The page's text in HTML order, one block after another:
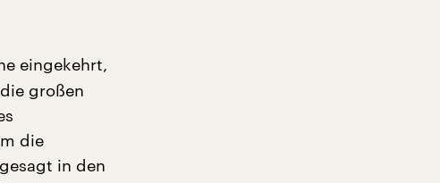
eingekehrt,
großen
die
in den